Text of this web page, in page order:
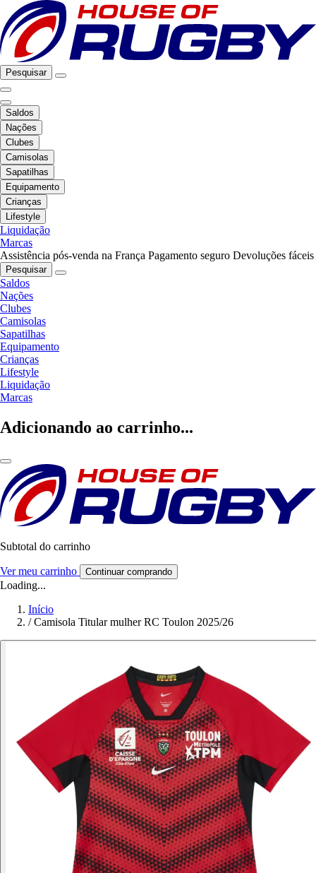
Pesquisar
Saldos
Nações
Clubes
Camisolas
Sapatilhas
Equipamento
Crianças
Lifestyle
Liquidação
Marcas
Assistência pós-venda na França Pagamento seguro Devoluções fáceis
Pesquisar
Saldos
Nações
Clubes
Camisolas
Sapatilhas
Equipamento
Crianças
Lifestyle
Liquidação
Marcas
Adicionando ao carrinho...
Subtotal do carrinho
Ver meu carrinho Continuar comprando
Loading...
Início
/ Camisola Titular mulher RC Toulon 2025/26